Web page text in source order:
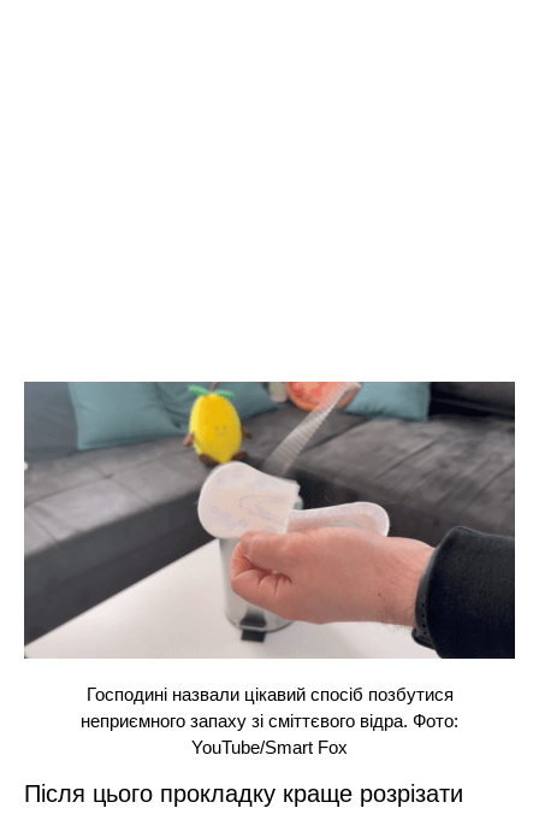
Господині назвали цікавий спосіб позбутися
неприємного запаху зі сміттєвого відра. Фото:
YouTube/Smart Fox
Після цього прокладку краще розрізати